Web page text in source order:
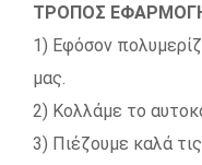
ΤΡΟΠΟΣ
1) Εφόσον
μας.
2) Κολλάμε το
3) Πιέζουμε καλά